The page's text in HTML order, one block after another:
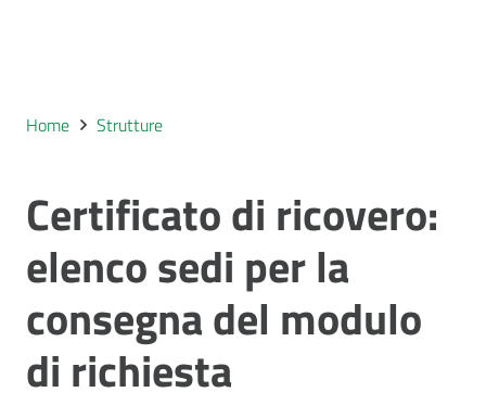
Home Strutture
Certificato di ricovero:
elenco sedi per la
consegna del modulo
di richiesta